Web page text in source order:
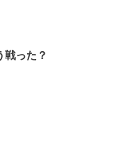
った？